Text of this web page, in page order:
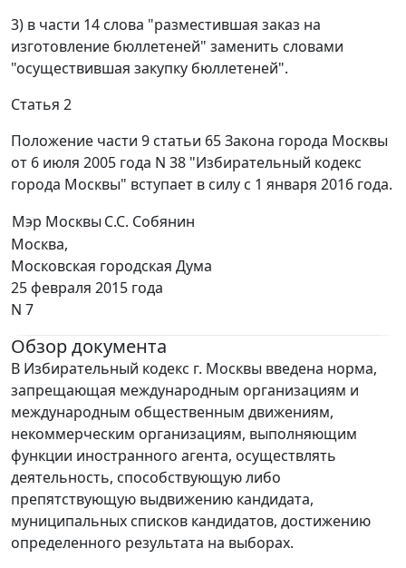
3) в части 14 слова "разместившая заказ на
изготовление бюллетеней" заменить словами
"осуществившая закупку бюллетеней".
Статья 2
Положение части 9 статьи 65 Закона города Москвы
от 6 июля 2005 года N 38 "Избирательный кодекс
города Москвы" вступает в силу с 1 января 2016 года.
Мэр Москвы С.С. Собянин
Москва,
Московская городская Дума
25 февраля 2015 года
N 7
Обзор документа
В Избирательный кодекс г. Москвы введена норма,
запрещающая международным организациям и
международным общественным движениям,
некоммерческим организациям, выполняющим
функции иностранного агента, осуществлять
деятельность, способствующую либо
препятствующую выдвижению кандидата,
муниципальных списков кандидатов, достижению
определенного результата на выборах.